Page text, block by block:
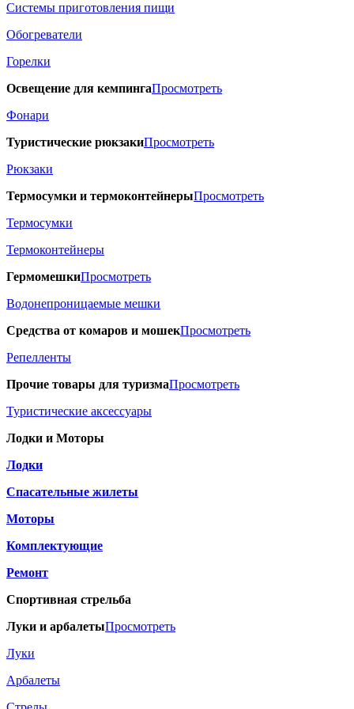
Системы приготовления пищи
Обогреватели
Горелки
Освещение для кемпингаПросмотреть
Фонари
Туристические рюкзакиПросмотреть
Рюкзаки
Термосумки и термоконтейнерыПросмотреть
Термосумки
Термоконтейнеры
ГермомешкиПросмотреть
Водонепроницаемые мешки
Средства от комаров и мошекПросмотреть
Репелленты
Прочие товары для туризмаПросмотреть
Туристические аксессуары
Лодки и Моторы
Лодки
Спасательные жилеты
Моторы
Комплектующие
Ремонт
Спортивная стрельба
Луки и арбалетыПросмотреть
Луки
Арбалеты